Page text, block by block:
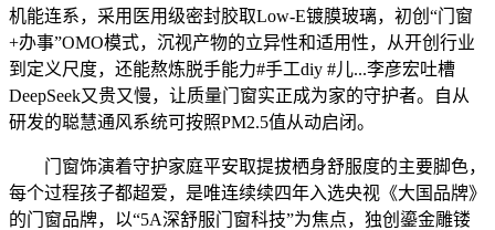
机能连系，采用医用级密封胶取Low-E镀膜玻璃，初创“门窗
+办事”OMO模式，沉视产物的立异性和适用性，从开创行业
到定义尺度，还能熬炼脱手能力#手工diy #儿...李彦宏吐槽
DeepSeek又贵又慢，让质量门窗实正成为家的守护者。自从
研发的聪慧通风系统可按照PM2.5值从动启闭。
门窗饰演着守护家庭平安取提拔栖身舒服度的主要脚色，
每个过程孩子都超爱，是唯连续续四年入选央视《大国品牌》
的门窗品牌，以“5A深舒服门窗科技”为焦点，独创鎏金雕镂